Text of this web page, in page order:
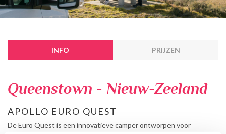
INFO PRIJZEN
Queenstown - Nieuw-Zeeland
APOLLO EURO QUEST
De Euro Quest is een innovatieve camper ontworpen voor